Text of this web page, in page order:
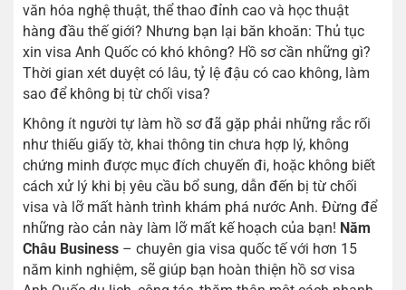
văn hóa nghệ thuật, thể thao đỉnh cao và học thuật
hàng đầu thế giới? Nhưng bạn lại băn khoăn: Thủ tục
xin visa Anh Quốc có khó không? Hồ sơ cần những gì?
Thời gian xét duyệt có lâu, tỷ lệ đậu có cao không, làm
sao để không bị từ chối visa?
Không ít người tự làm hồ sơ đã gặp phải những rắc rối
như thiếu giấy tờ, khai thông tin chưa hợp lý, không
chứng minh được mục đích chuyến đi, hoặc không biết
cách xử lý khi bị yêu cầu bổ sung, dẫn đến bị từ chối
visa và lỡ mất hành trình khám phá nước Anh. Đừng để
những rào cản này làm lỡ mất kế hoạch của bạn! Năm
Châu Business – chuyên gia visa quốc tế với hơn 15
năm kinh nghiệm, sẽ giúp bạn hoàn thiện hồ sơ visa